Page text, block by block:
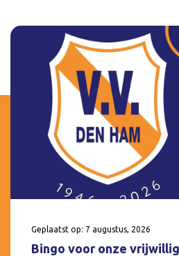
Geplaatst op: 7 augustus, 2026
Bingo voor onze